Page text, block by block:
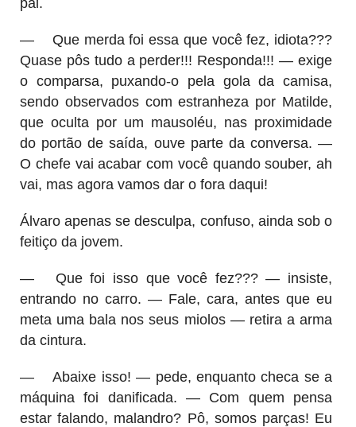
—
Que merda foi essa que você fez, idiota???
Quase pôs tudo a perder!!! Responda!!! — exige
o comparsa, puxando-o pela gola da camisa,
sendo observados com estranheza por Matilde,
que oculta por um mausoléu, nas proximidade
do portão de saída, ouve parte da conversa. —
O chefe vai acabar com você quando souber, ah
vai, mas agora vamos dar o fora daqui!
Álvaro apenas se desculpa, confuso, ainda sob o
feitiço da jovem.
—
Que foi isso que você fez??? — insiste,
entrando no carro. — Fale, cara, antes que eu
meta uma bala nos seus miolos — retira a arma
da cintura.
—
Abaixe isso! — pede, enquanto checa se a
máquina foi danificada. — Com quem pensa
estar falando, malandro? Pô, somos parças! Eu